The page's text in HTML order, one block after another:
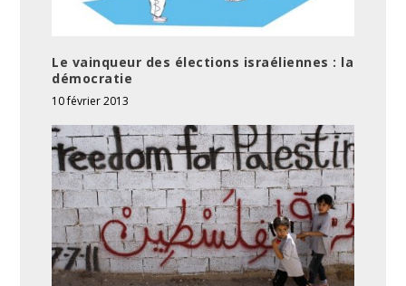
Le vainqueur des élections israéliennes : la
démocratie
10 février 2013